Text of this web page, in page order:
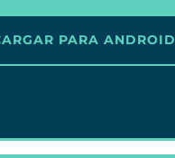
PARA ANDROID